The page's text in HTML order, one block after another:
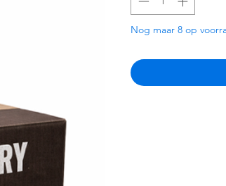
Nog maar 8 op